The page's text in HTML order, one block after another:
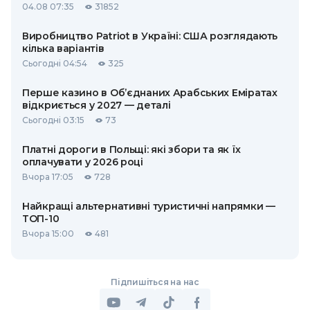
04.08 07:35 31852
Виробництво Patriot в Україні: США розглядають
кілька варіантів
Сьогодні 04:54 325
Перше казино в Об’єднаних Арабських Еміратах
відкриється у 2027 — деталі
Сьогодні 03:15 73
Платні дороги в Польщі: які збори та як їх
оплачувати у 2026 році
Вчора 17:05 728
Найкращі альтернативні туристичні напрямки —
ТОП-10
Вчора 15:00 481
Підпишіться на нас